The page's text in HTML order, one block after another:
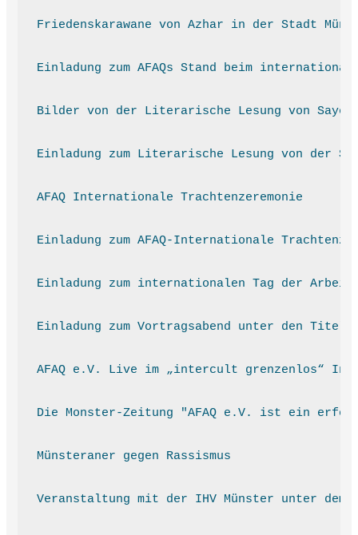
Friedenskarawane von Azhar in der Stadt
Einladung zum AFAQs Stand beim
Bilder von der Literarische Lesung von Sayed
Einladung zum Literarische Lesung von der
AFAQ Internationale Trachtenzeremonie
Einladung zum AFAQ-Internationale
Einladung zum internationalen Tag der Arbeit
Einladung zum Vortragsabend unter den
AFAQ e.V. Live im „intercult grenzenlos“
Die Monster-Zeitung "AFAQ e.V. ist ein
Münsteraner gegen Rassismus
Veranstaltung mit der IHV Münster unter